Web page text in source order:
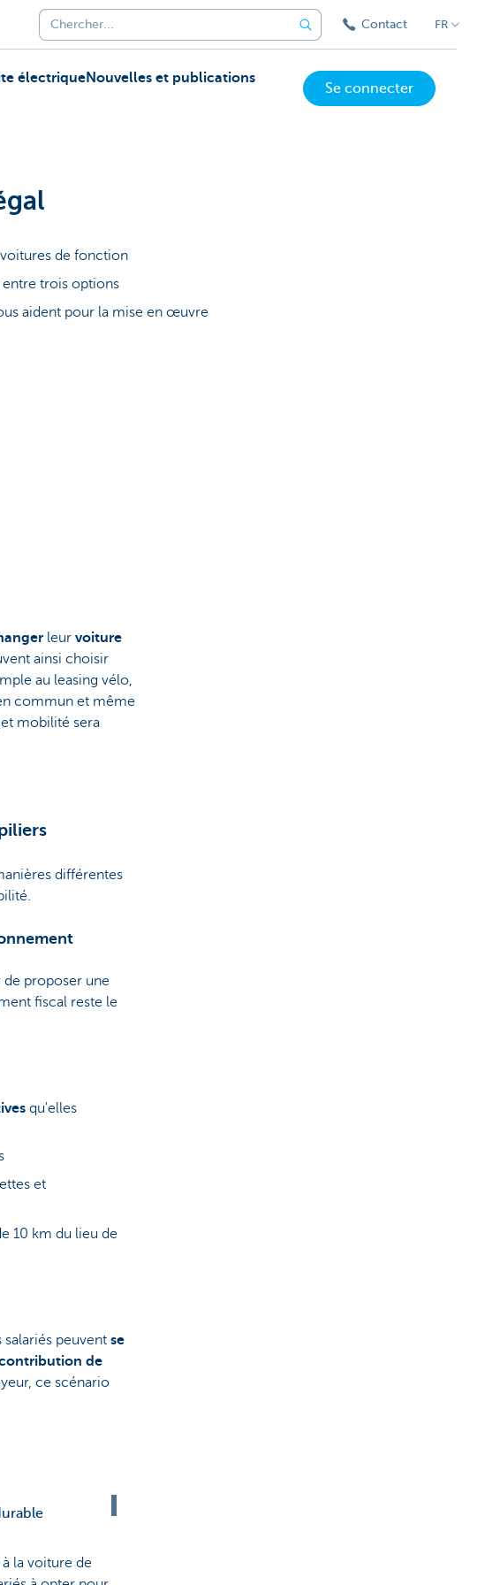
Contact FR
électriqueNouvelles et publications
Se connecter
de fonction
entre trois options
aident pour la mise en œuvre
leur voiture
ainsi choisir
au leasing vélo,
commun et même
mobilité sera
différentes
proposer une
fiscal reste le
qu'elles
et
10 km du lieu de
salariés peuvent se
de
ce scénario
la voiture de